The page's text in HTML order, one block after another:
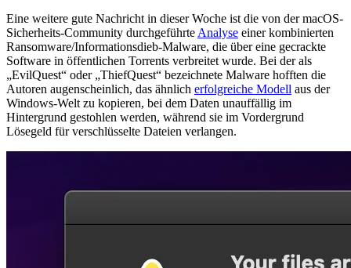
Eine weitere gute Nachricht in dieser Woche ist die von der macOS-
Sicherheits-Community durchgeführte Analyse einer kombinierten
Ransomware/Informationsdieb-Malware, die über eine gecrackte
Software in öffentlichen Torrents verbreitet wurde. Bei der als
„EvilQuest“ oder „ThiefQuest“ bezeichnete Malware hofften die
Autoren augenscheinlich, das ähnlich erfolgreiche Modell aus der
Windows-Welt zu kopieren, bei dem Daten unauffällig im
Hintergrund gestohlen werden, während sie im Vordergrund
Lösegeld für verschlüsselte Dateien verlangen.